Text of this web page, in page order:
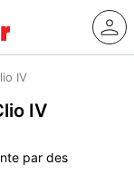
IV
IV
par des